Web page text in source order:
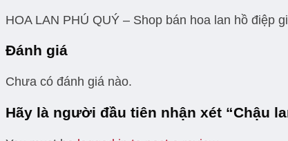
HOA LAN PHÚ QUÝ – Shop bán hoa lan hồ điệp
Đánh giá
Chưa có đánh giá nào.
Hãy là người đầu tiên nhận xét “Chậu